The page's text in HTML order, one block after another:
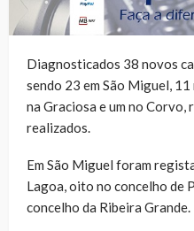
Diagnosticados 38 novos
sendo 23 em São Miguel,
na Graciosa e um no
realizados.
Em São Miguel foram
Lagoa, oito no concelho de
concelho da Ribeira Grande.